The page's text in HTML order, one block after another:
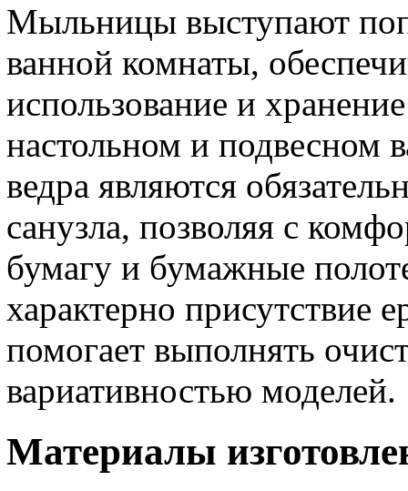
Мыльницы выступают
ванной комнаты,
использование и
настольном и подвесном
ведра являются
санузла, позволяя с
бумагу и бумажные
характерно присутствие
помогает выполнять
вариативностью моделей.
Материалы